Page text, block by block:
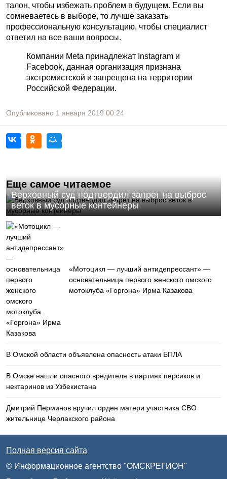
талон, чтобы избежать проблем в будущем. Если вы
сомневаетесь в выборе, то лучше заказать
профессиональную консультацию, чтобы специалист
ответил на все ваши вопросы.
Компании Meta принадлежат Instagram и
Facebook, данная организация признана
экстремистской и запрещена на территории
Российской Федерации.
Опубликовано 1 января 2019 00:24
Еще самое читаемое
Верховный суд подтвердил запрет на выброс
веток в мусорные контейнеры
«Мотоцикл — лучший антидепрессант» —
основательница первого женского омского
мотоклуба «Горгона» Ирма Казакова
В Омской области объявлена опасность атаки БПЛА
В Омске нашли опасного вредителя в партиях персиков и
нектаринов из Узбекистана
Дмитрий Перминов вручил орден матери участника СВО
жительнице Черлакского района
Полная версия сайта
© Информационное агентство "ОМСКРЕГИОН"